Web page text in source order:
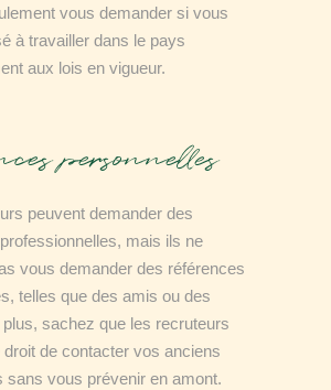
vous demander si vous
à travailler dans le pays
aux lois en vigueur.
personnelles
peuvent demander des
mais ils ne
vous demander des références
telles que des amis ou des
sachez que les recruteurs
droit de contacter vos anciens
sans vous prévenir en amont.